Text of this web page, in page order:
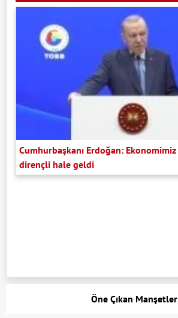
Cumhurbaşkanı Erdoğan:
dirençli hale geldi
Öne Çıkan Manşetler